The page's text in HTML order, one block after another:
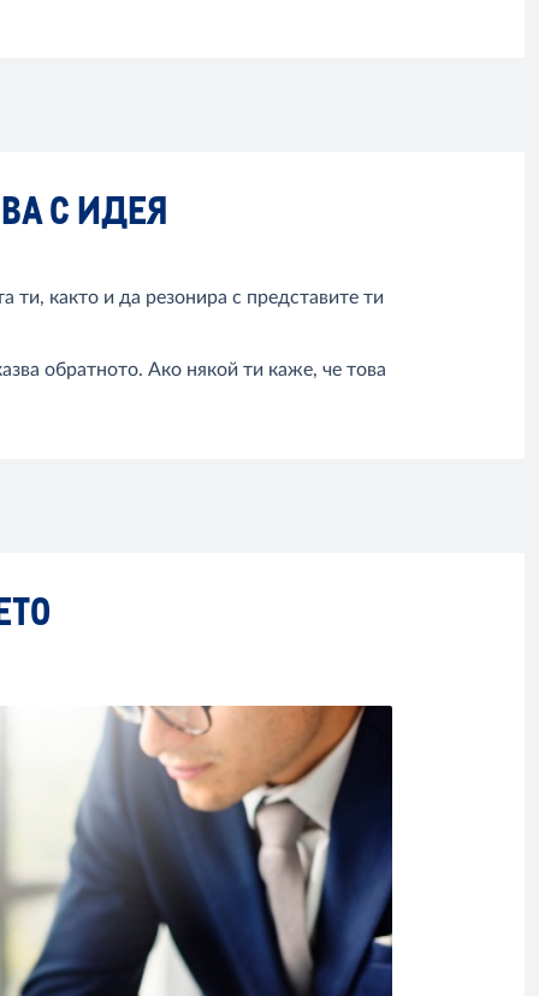
С ИДЕЯ
ти, както и да резонира с представите ти
обратното. Ако някой ти каже, че това